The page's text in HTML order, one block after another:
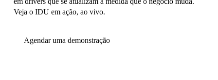
Veja o IDU em ação, ao vivo.
Agendar uma demonstração